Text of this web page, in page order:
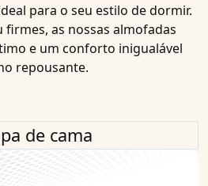
para o seu estilo de dormir.
firmes, as nossas almofadas
e um conforto inigualável
repousante.
de cama